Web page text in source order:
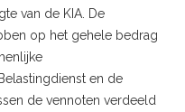
van de KIA. De
op het gehele bedrag
en de
de vennoten verdeeld